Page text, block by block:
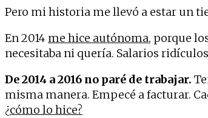
Pero mi historia me llevó a estar un
En 2014 me hice autónoma, porque
necesitaba ni quería. Salarios
De 2014 a 2016 no paré de trabajar.
misma manera. Empecé a facturar.
¿cómo lo hice?